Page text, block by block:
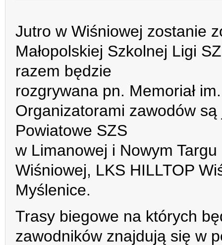
Jutro w Wiśniowej zostanie
Małopolskiej Szkolnej Ligi
razem będzie
rozgrywana pn. Memoriał
Organizatorami zawodów
Powiatowe SZS
w Limanowej i Nowym
Wiśniowej, LKS HILLTOP
Myślenice.
Trasy biegowe na których
zawodników znajdują się w